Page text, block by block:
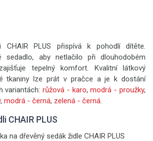
CHAIR PLUS přispívá k pohodlí dítěte.
sedadlo, aby netlačilo při dlouhodobém
tepelný komfort. Kvalitní látkový
tkaniny lze prát v pračce a je k dostání
variantách:růžová - karo,modrá - proužky,
, modrá - černá, zelená - černá.
CHAIR PLUS
na dřevěný sedák židle CHAIR PLUS